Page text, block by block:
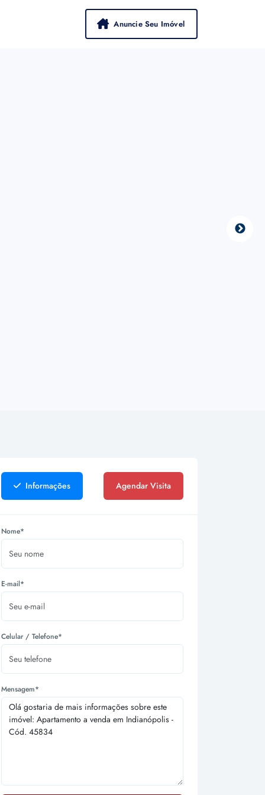
Anuncie Seu Imóvel
Informações Agendar Visita
Nome*
E-mail*
Celular / Telefone*
Mensagem*